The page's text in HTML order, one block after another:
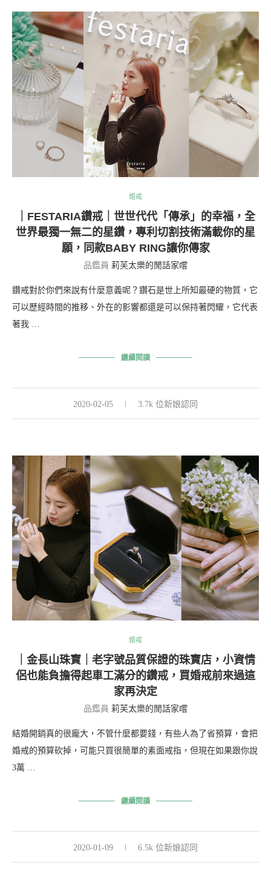
婚戒
｜FESTARIA鑽戒｜世世代代「傳承」的幸福，全
世界最獨一無二的星鑽，專利切割技術滿載你的星
願，同款BABY RING讓你傳家
品鑑員 莉芙太樂的閒話家嚐
鑽戒對於你們來說有什麼意義呢？鑽石是世上所知最硬的物質，它
可以歷經時間的推移、外在的影響都還是可以保持著閃耀，它代表
著我 …
繼續閱讀
2020-02-05 3.7k 位新娘認同
婚戒
｜金長山珠寶｜老字號品質保證的珠寶店，小資情
侶也能負擔得起車工滿分的鑽戒，買婚戒前來過這
家再決定
品鑑員 莉芙太樂的閒話家嚐
結婚開銷真的很龐大，不管什麼都要錢，有些人為了省預算，會把
婚戒的預算砍掉，可能只買很簡單的素面戒指，但現在如果跟你說
3萬 …
繼續閱讀
2020-01-09 6.5k 位新娘認同